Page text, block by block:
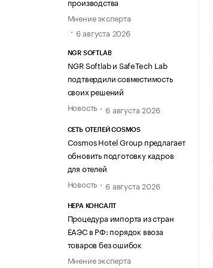
Мнение эксперта
6 августа 2026
NGR SOFTLAB
NGR Softlab и SafeTech Lab
подтвердили совместимость
своих решений
Новость
6 августа 2026
СЕТЬ ОТЕЛЕЙ COSMOS
Cosmos Hotel Group предлагает
обновить подготовку кадров
для отелей
Новость
6 августа 2026
НЕРА КОНСАЛТ
Процедура импорта из стран
ЕАЭС в РФ: порядок ввоза
товаров без ошибок
Мнение эксперта